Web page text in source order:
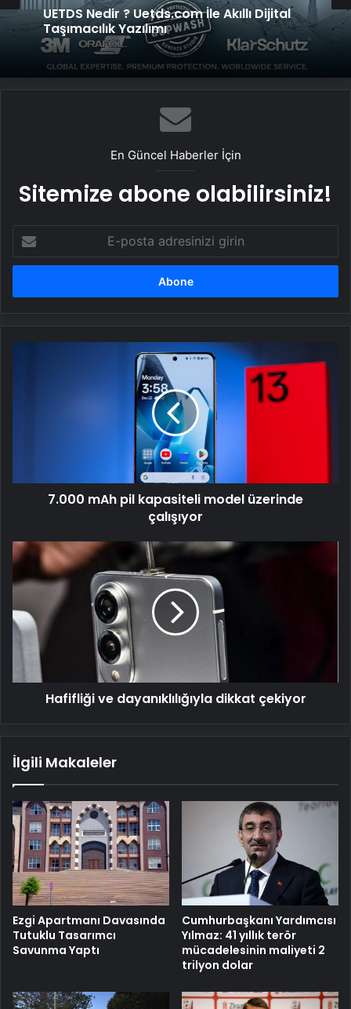
UETDS Nedir ? Uetds.com İle Akıllı Dijital
Taşımacılık Yazılımı
En Güncel Haberler İçin
Sitemize abone olabilirsiniz!
posta
adresinizi
7.000 mAh pil kapasiteli model üzerinde
çalışıyor
Hafifliği
ve
dayanıklılığıyla
çekiyor
Hafifliği ve dayanıklılığıyla dikkat çekiyor
İlgili Makaleler
Ezgi Apartmanı Davasında
Tutuklu Tasarımcı
Savunma Yaptı
Cumhurbaşkanı Yardımcısı
Yılmaz: 41 yıllık terör
mücadelesinin maliyeti 2
trilyon dolar